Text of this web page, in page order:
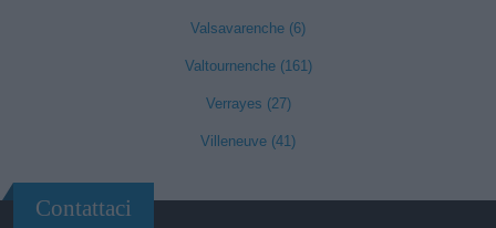
Valsavarenche (6)
Valtournenche (161)
Verrayes (27)
Villeneuve (41)
Contattaci